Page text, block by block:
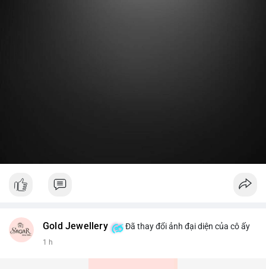
Gold Jewellery Đã thay đổi ảnh đại diện của cô ấy
1 h